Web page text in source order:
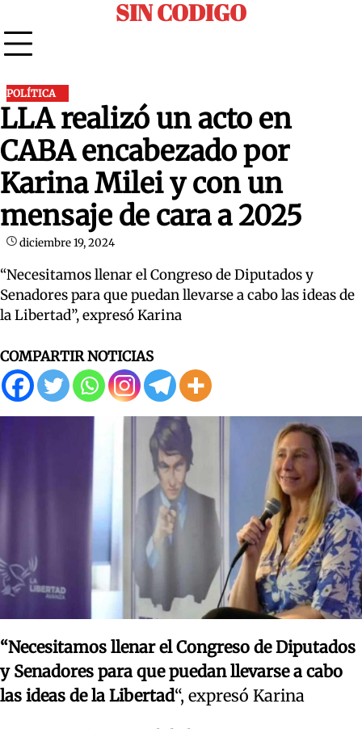
to
content
SIN CODIGO
POLÍTICA
LLA realizó un acto en
CABA encabezado por
Karina Milei y con un
mensaje de cara a 2025
diciembre 19, 2024
“Necesitamos llenar el Congreso de Diputados y
Senadores para que puedan llevarse a cabo las ideas de
la Libertad”, expresó Karina
COMPARTIR NOTICIAS
“Necesitamos llenar el Congreso de Diputados
y Senadores para que puedan llevarse a cabo
las ideas de la Libertad“, expresó Karina